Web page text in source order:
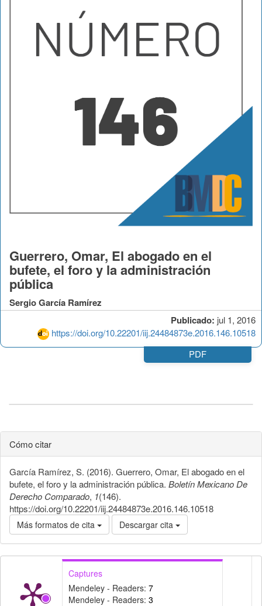
Publicado: jul 1, 2016
https://doi.org/10.22201/iij.24484873e.2016.146.10518
Guerrero, Omar, El abogado en el
bufete, el foro y la administración
pública
Sergio García Ramírez
PDF
Cómo citar
García Ramírez, S. (2016). Guerrero, Omar, El abogado en el
bufete, el foro y la administración pública. Boletín Mexicano De
Derecho Comparado, 1(146).
https://doi.org/10.22201/iij.24484873e.2016.146.10518
Más formatos de cita Descargar cita
Captures
Mendeley - Readers: 7
Mendeley - Readers: 3